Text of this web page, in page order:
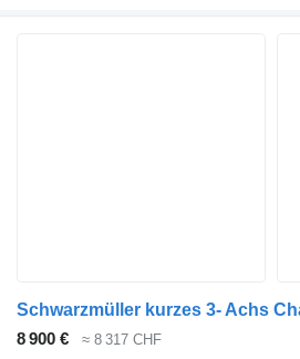
8 900 € ≈ 8 317 CHF